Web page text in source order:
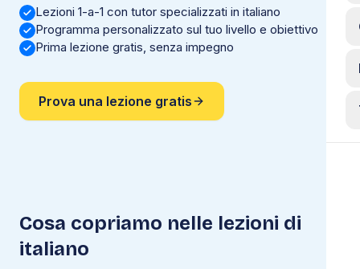
Lezioni 1-a-1 con tutor specializzati in italiano
Programma personalizzato sul tuo livello e obiettivo
Prima lezione gratis, senza impegno
Prova una lezione gratis
Cosa copriamo nelle lezioni di
italiano